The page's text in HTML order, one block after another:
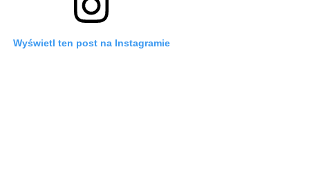
Wyświetl ten post na Instagramie